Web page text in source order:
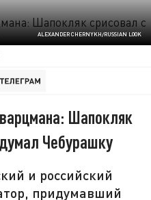
ALEXANDER CHERNYKH/RUSSIAN LOOK
Шапокляк
Чебурашку
и российский
придумавший